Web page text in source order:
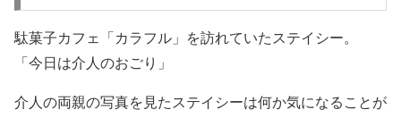
駄菓子カフェ「カラフル」を訪れていたステイシー。
「今日は介人のおごり」
介人の両親の写真を見たステイシーは何か気になることが